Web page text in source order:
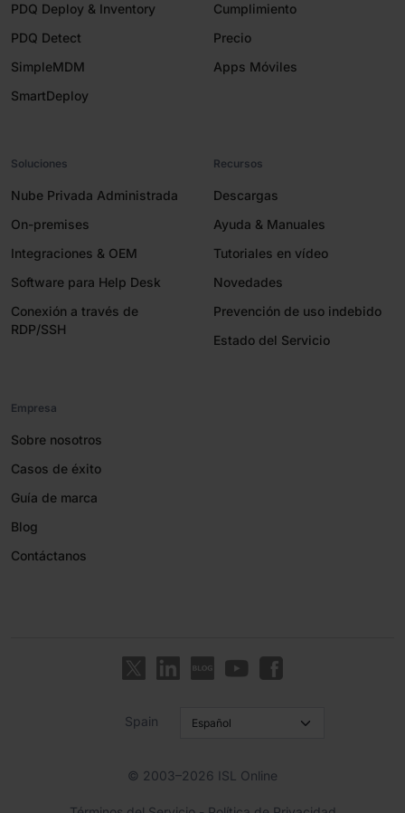
PDQ Deploy & Inventory
PDQ Detect
SimpleMDM
SmartDeploy
Cumplimiento
Precio
Apps Móviles
Soluciones
Nube Privada Administrada
On-premises
Integraciones & OEM
Software para Help Desk
Conexión a través de
RDP/SSH
Recursos
Descargas
Ayuda & Manuales
Tutoriales en vídeo
Novedades
Prevención de uso indebido
Estado del Servicio
Empresa
Sobre nosotros
Casos de éxito
Guía de marca
Blog
Contáctanos
Spain
© 2003–2026 ISL Online